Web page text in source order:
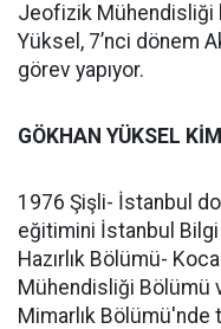
Jeofizik Mühendisliği
Yüksel, 7’nci dönem
görev yapıyor.
GÖKHAN YÜKSEL
1976 Şişli- İstanbul
eğitimini İstanbul
Hazırlık Bölümü-
Mühendisliği Bölümü
Mimarlık Bölümü'nde